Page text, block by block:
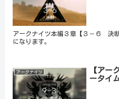
アークナイツ本編３章【３－６ 決
になります。
アークナイツ
【アー
ータイ